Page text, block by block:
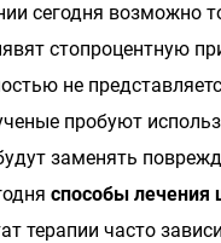
сегодня возможно
стопроцентную
не
пробуют
заменять
способы лечения
терапии часто